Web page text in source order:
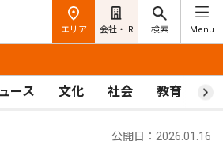
エリア 会社・IR 検索 Menu
ース 文化 社会 教育 ス
公開日：2026.01.16